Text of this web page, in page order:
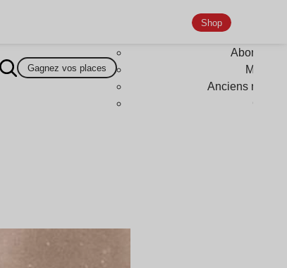
Gagnez vos places
Shop
Anciens